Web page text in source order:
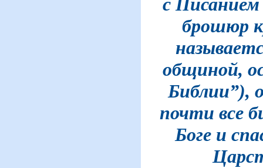
с Писанием
брошюр
общиной,
Библии”),
почти все
Боге и